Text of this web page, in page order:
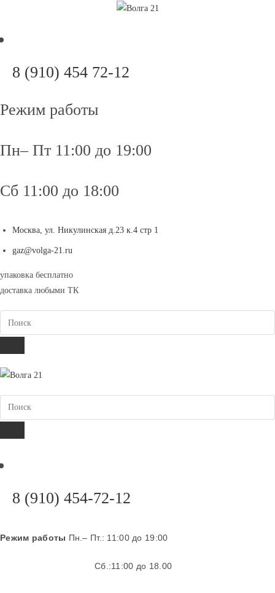
содержимому
8 (910) 454 72-12
Режим работы
Пн– Пт 11:00 до 19:00
Сб 11:00 до 18:00
Москва, ул. Никулинская д.23 к.4 стр 1
gaz@volga-21.ru
вашем
приложении
упаковка бесплатно
доставка любыми ТК
Поиск
Поиск
8 (910) 454-72-12
приложении
Режим работы Пн.– Пт.: 11:00 до 19:00
Сб.:11:00 до 18.00